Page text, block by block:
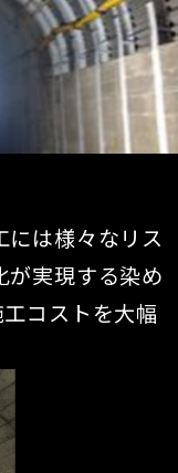
は様々なリス
が実現する染め
コストを大幅